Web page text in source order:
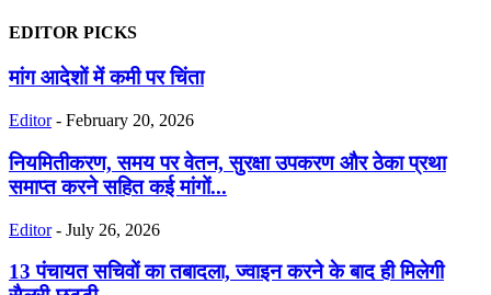
EDITOR PICKS
मांग आदेशों में कमी पर चिंता
Editor - February 20, 2026
नियमितीकरण, समय पर वेतन, सुरक्षा उपकरण और ठेका प्रथा
समाप्त करने सहित कई मांगों...
Editor - July 26, 2026
13 पंचायत सचिवों का तबादला, ज्वाइन करने के बाद ही मिलेगी